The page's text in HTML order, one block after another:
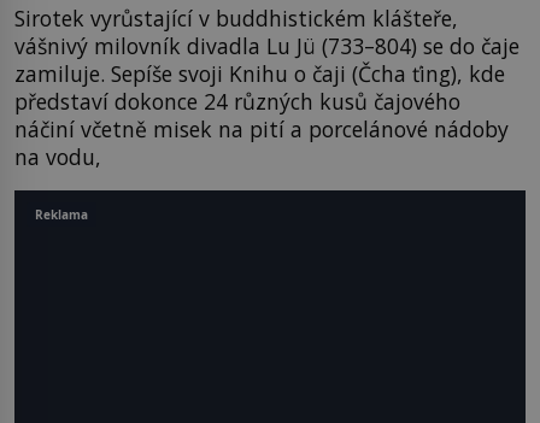
Sirotek vyrůstající v buddhistickém klášteře,
vášnivý milovník divadla Lu Jü (733–804) se do čaje
zamiluje. Sepíše svoji Knihu o čaji (Čcha ťing), kde
představí dokonce 24 různých kusů čajového
náčiní včetně misek na pití a porcelánové nádoby
na vodu,
Reklama